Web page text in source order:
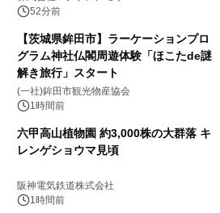
52分前
【茨城県鉾田市】ラーケーションプロ
グラム神社仏閣周遊体験「ほこたde謎
解き旅行」スタート
(一社)鉾田市観光物産協会
1時間前
六甲高山植物園 約3,000株の大群落 キ
レンゲショウマ見頃
阪神電気鉄道株式会社
1時間前